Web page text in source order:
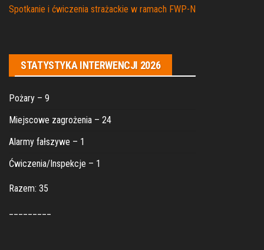
Spotkanie i ćwiczenia strażackie w ramach FWP-N
STATYSTYKA INTERWENCJI 2026
Pożary – 9
Miejscowe zagrożenia – 24
Alarmy fałszywe – 1
Ćwiczenia/Inspekcje – 1
Razem: 35